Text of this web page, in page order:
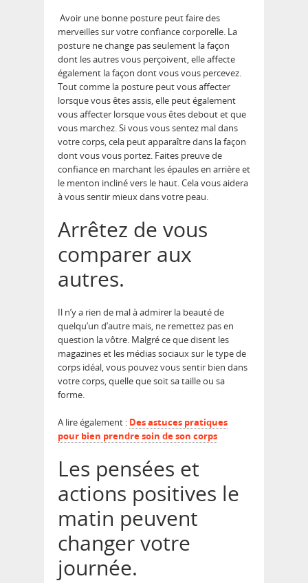
Avoir une bonne posture peut faire des
merveilles sur votre confiance corporelle. La
posture ne change pas seulement la façon
dont les autres vous perçoivent, elle affecte
également la façon dont vous vous percevez.
Tout comme la posture peut vous affecter
lorsque vous êtes assis, elle peut également
vous affecter lorsque vous êtes debout et que
vous marchez. Si vous vous sentez mal dans
votre corps, cela peut apparaître dans la façon
dont vous vous portez. Faites preuve de
confiance en marchant les épaules en arrière et
le menton incliné vers le haut. Cela vous aidera
à vous sentir mieux dans votre peau.
Arrêtez de vous
comparer aux
autres.
Il n’y a rien de mal à admirer la beauté de
quelqu’un d’autre mais, ne remettez pas en
question la vôtre. Malgré ce que disent les
magazines et les médias sociaux sur le type de
corps idéal, vous pouvez vous sentir bien dans
votre corps, quelle que soit sa taille ou sa
forme.
A lire également : Des astuces pratiques
pour bien prendre soin de son corps
Les pensées et
actions positives le
matin peuvent
changer votre
journée.